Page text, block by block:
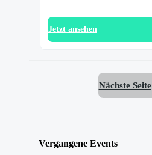
Jetzt ansehen
Nächste Seite
Vergangene Events